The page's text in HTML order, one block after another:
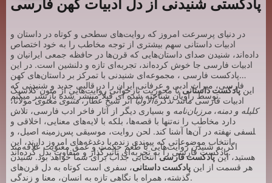
پادکستی شنیدنی از دل ادبیات کهن فارسی
در دنیای پرسرعت امروز که روایت‌های سطحی و کوتاه در داستان و
ادبیات داستانی سهم بیشتری از توجه مخاطب را به خود اختصاص
داده‌اند، شنیدن صدای داستان‌هایی که قرن‌ها در حافظه‌ جمعی ایرانیان و
ادبیات فارسی جا خوش کرده‌اند، تجربه‌ای تازه و دلنشین است. در این
پادکست‌ فارسی ، مجموعه‌ای شنیدنی با تمرکز بر داستان‌های کهن
فارسی، میراث ادبی و عرفانی ایران را در قالبی جدید و شنیدنی که
توسط راویان شناخته شده ای قبلا منتشر شده بازنشر میکنم.
اینپادکست داستانیبا محوریت بازخوانی روایت‌هایی از متون کلاسیک
ادبیات فارسی مانندتذکرة‌الاولیااثر شیخ عطار،مثنوی معنویمولانا،
کلیله و دمنه، مرزبان‌نامه و بسیاری دیگر از آثار فاخر ادب فارسی، تلاش
دارد مخاطب را نه‌تنها با قصه‌ها، بلکه با لایه‌های معنایی، اخلاقی و
فلسفی نهفته در آن‌ها آشنا کند. لحن روایت، موسیقی پس‌زمینه اصیل، و
انتخاب موضوعاتی که پیوندی زنده با دغدغه‌های امروز دارند، این
پادکست فارسی را به تجربه‌ای تأثیرگذار و متفاوت بدل کرده‌اند.
اگر به شنیدن روایت‌هایی با طعم حکمت و عمق معنویت علاقه‌مند
هستید، اینپادکست فارسیانتخابی جذاب برای شما خواهد بود. شنیدن
هر قسمت از این پادکست داستانی، سفری است کوتاه به دل قرن‌های
گذشته، همراه با نگاهی تازه به انسان، معنا و زندگی.